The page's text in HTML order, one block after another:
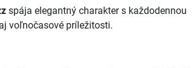
spája elegantný charakter s každodennou
voľnočasové príležitosti.